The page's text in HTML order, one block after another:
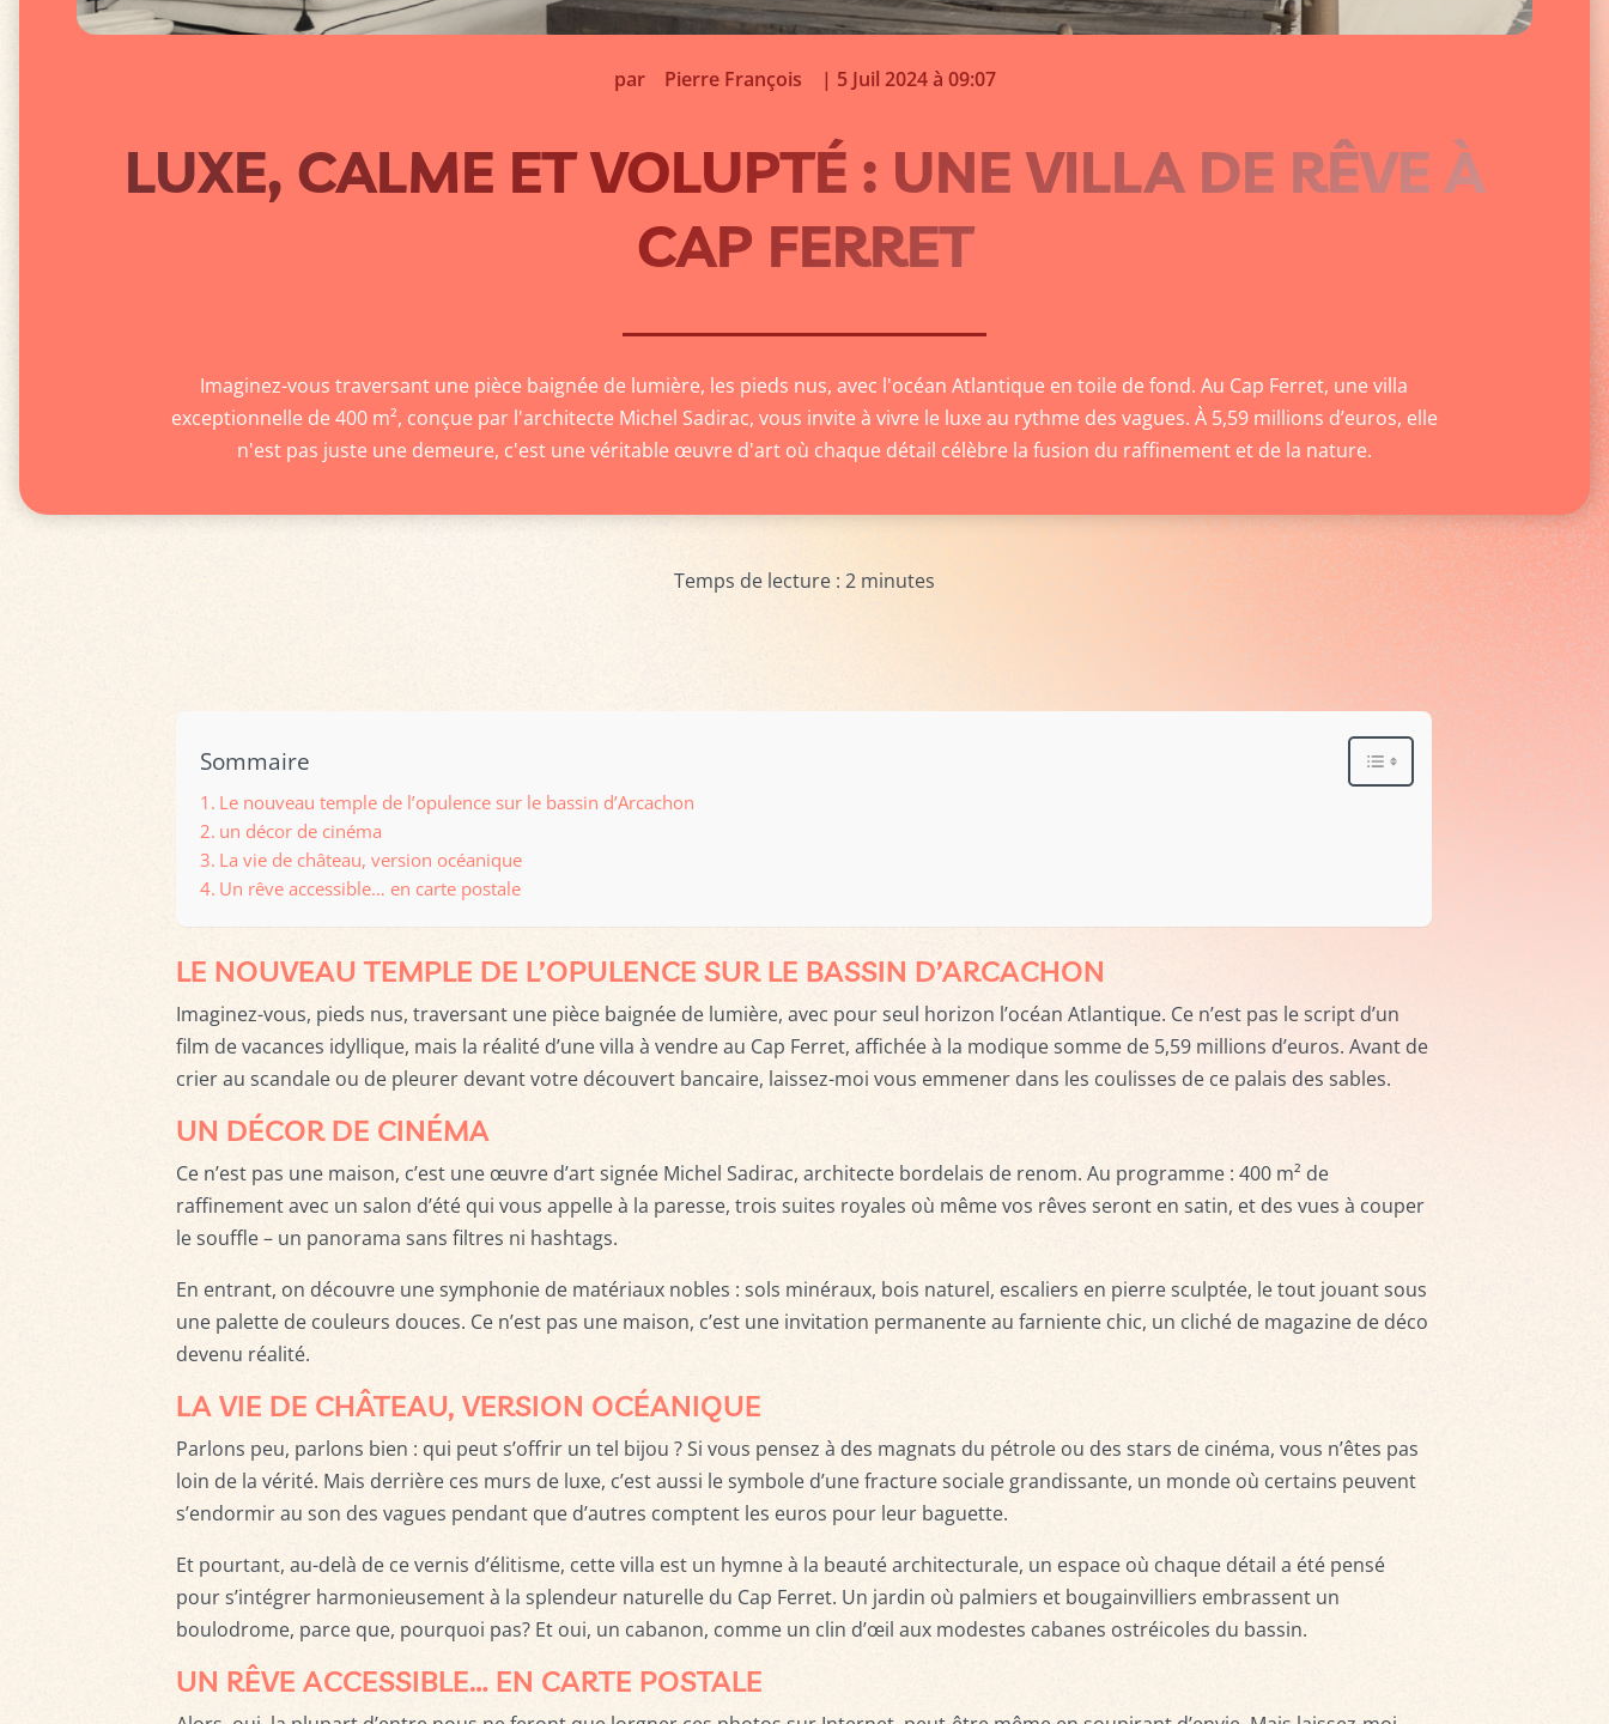
par Pierre François | 5 Juil 2024 à 09:07
LUXE, CALME ET VOLUPTÉ : UNE VILLA DE RÊVE À
CAP FERRET
Imaginez-vous traversant une pièce baignée de lumière, les pieds nus, avec l'océan Atlantique en toile de fond. Au Cap Ferret, une villa
exceptionnelle de 400 m², conçue par l'architecte Michel Sadirac, vous invite à vivre le luxe au rythme des vagues. À 5,59 millions d’euros, elle
n'est pas juste une demeure, c'est une véritable œuvre d'art où chaque détail célèbre la fusion du raffinement et de la nature.
Temps de lecture : 2 minutes
Sommaire
Le nouveau temple de l’opulence sur le bassin d’Arcachon
un décor de cinéma
La vie de château, version océanique
Un rêve accessible… en carte postale
LE NOUVEAU TEMPLE DE L’OPULENCE SUR LE BASSIN D’ARCACHON
Imaginez-vous, pieds nus, traversant une pièce baignée de lumière, avec pour seul horizon l’océan Atlantique. Ce n’est pas le script d’un
film de vacances idyllique, mais la réalité d’une villa à vendre au Cap Ferret, affichée à la modique somme de 5,59 millions d’euros. Avant de
crier au scandale ou de pleurer devant votre découvert bancaire, laissez-moi vous emmener dans les coulisses de ce palais des sables.
UN DÉCOR DE CINÉMA
Ce n’est pas une maison, c’est une œuvre d’art signée Michel Sadirac, architecte bordelais de renom. Au programme : 400 m² de
raffinement avec un salon d’été qui vous appelle à la paresse, trois suites royales où même vos rêves seront en satin, et des vues à couper
le souffle – un panorama sans filtres ni hashtags.
En entrant, on découvre une symphonie de matériaux nobles : sols minéraux, bois naturel, escaliers en pierre sculptée, le tout jouant sous
une palette de couleurs douces. Ce n’est pas une maison, c’est une invitation permanente au farniente chic, un cliché de magazine de déco
devenu réalité.
LA VIE DE CHÂTEAU, VERSION OCÉANIQUE
Parlons peu, parlons bien : qui peut s’offrir un tel bijou ? Si vous pensez à des magnats du pétrole ou des stars de cinéma, vous n’êtes pas
loin de la vérité. Mais derrière ces murs de luxe, c’est aussi le symbole d’une fracture sociale grandissante, un monde où certains peuvent
s’endormir au son des vagues pendant que d’autres comptent les euros pour leur baguette.
Et pourtant, au-delà de ce vernis d’élitisme, cette villa est un hymne à la beauté architecturale, un espace où chaque détail a été pensé
pour s’intégrer harmonieusement à la splendeur naturelle du Cap Ferret. Un jardin où palmiers et bougainvilliers embrassent un
boulodrome, parce que, pourquoi pas? Et oui, un cabanon, comme un clin d’œil aux modestes cabanes ostréicoles du bassin.
UN RÊVE ACCESSIBLE… EN CARTE POSTALE